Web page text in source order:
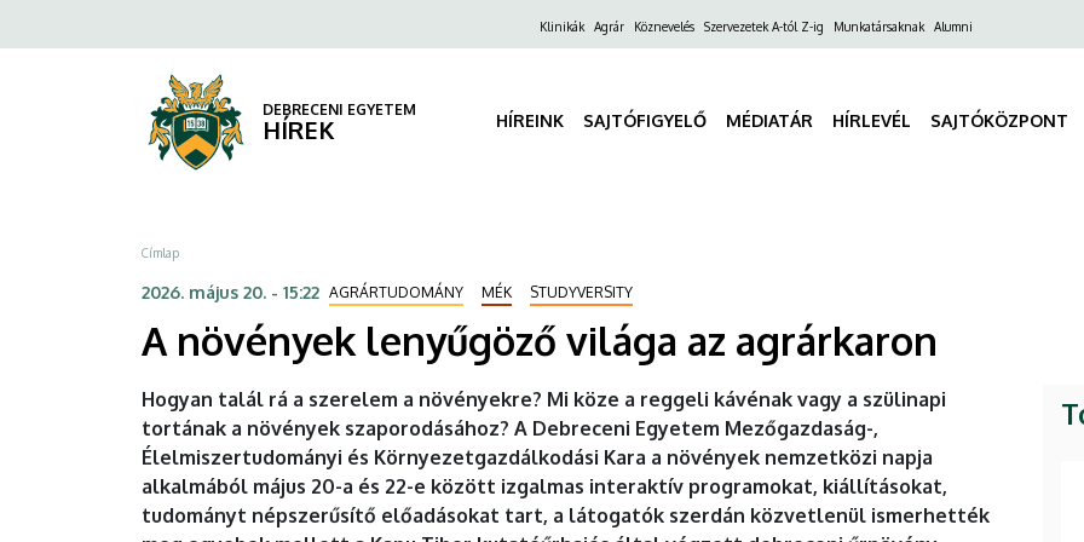
növények
lenyűgöző
agrárkaron
DEBRECENI
EGYETEM
a
FelsőKlinikák Agrár Köznevelés Szervezetek A-tól Z-ig Munkatársaknak Alumni
DEBRECENI EGYETEM
HÍREK HÍREINK SAJTÓFIGYELŐ MÉDIATÁR HÍRLEVÉL SAJTÓKÖZPONT
Morzsa
Címlap
2026. május 20. - 15:22 AGRÁRTUDOMÁNY MÉK STUDYVERSITY
A növények lenyűgöző világa az agrárkaron
Hogyan talál rá a szerelem a növényekre? Mi köze a reggeli kávénak vagy a szülinapi
tortának a növények szaporodásához? A Debreceni Egyetem Mezőgazdaság-,
Élelmiszertudományi és Környezetgazdálkodási Kara a növények nemzetközi napja
alkalmából május 20-a és 22-e között izgalmas interaktív programokat, kiállításokat,
tudományt népszerűsítő előadásokat tart, a látogatók szerdán közvetlenül ismerhették